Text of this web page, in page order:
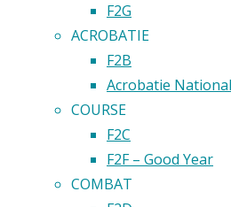
F2G
ACROBATIE
F2B
Acrobatie
COURSE
F2C
F2F – Good Year
COMBAT